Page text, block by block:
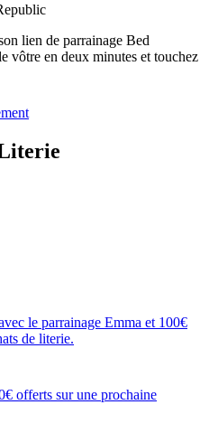
lien de parrainage Bed
vôtre en deux minutes et touchez
le parrainage Emma et 100€
de literie.
offerts sur une prochaine